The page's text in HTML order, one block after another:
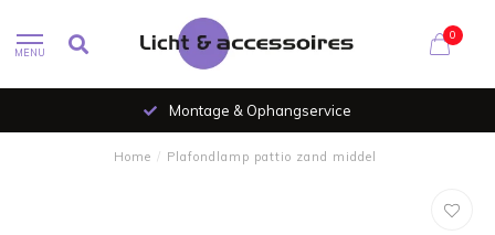
MENU
0
Montage & Ophangservice
Home / Plafondlamp pattio zand middel